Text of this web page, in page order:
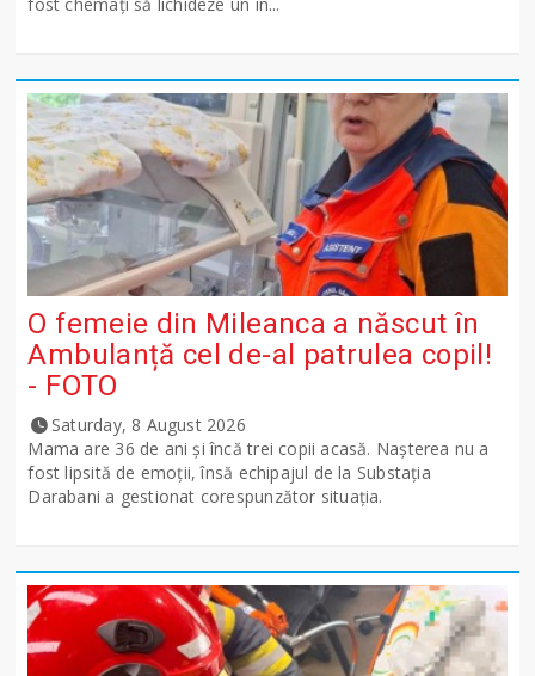
O femeie din Mileanca a născut în
Ambulanță cel de-al patrulea copil!
- FOTO
Saturday, 8 August 2026
Mama are 36 de ani și încă trei copii acasă. Nașterea nu a
fost lipsită de emoții, însă echipajul de la Substația
Darabani a gestionat corespunzător situația.